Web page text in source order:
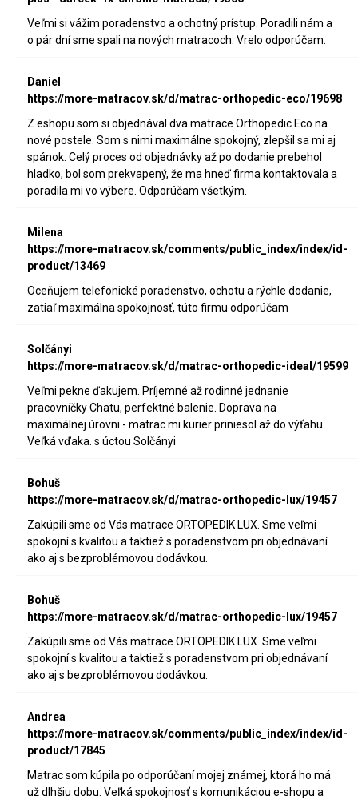
Veľmi si vážim poradenstvo a ochotný prístup. Poradili nám a
o pár dní sme spali na nových matracoch. Vrelo odporúčam.
Daniel
https://more-matracov.sk/d/matrac-orthopedic-eco/19698
Z eshopu som si objednával dva matrace Orthopedic Eco na
nové postele. Som s nimi maximálne spokojný, zlepšil sa mi aj
spánok. Celý proces od objednávky až po dodanie prebehol
hladko, bol som prekvapený, že ma hneď firma kontaktovala a
poradila mi vo výbere. Odporúčam všetkým.
Milena
https://more-matracov.sk/comments/public_index/index/id-
product/13469
Oceňujem telefonické poradenstvo, ochotu a rýchle dodanie,
zatiaľ maximálna spokojnosť, túto firmu odporúčam
Solčányi
https://more-matracov.sk/d/matrac-orthopedic-ideal/19599
Veľmi pekne ďakujem. Príjemné až rodinné jednanie
pracovníčky Chatu, perfektné balenie. Doprava na
maximálnej úrovni - matrac mi kurier priniesol až do výťahu.
Veľká vďaka. s úctou Solčányi
Bohuš
https://more-matracov.sk/d/matrac-orthopedic-lux/19457
Zakúpili sme od Vás matrace ORTOPEDIK LUX. Sme veľmi
spokojní s kvalitou a taktiež s poradenstvom pri objednávaní
ako aj s bezproblémovou dodávkou.
Bohuš
https://more-matracov.sk/d/matrac-orthopedic-lux/19457
Zakúpili sme od Vás matrace ORTOPEDIK LUX. Sme veľmi
spokojní s kvalitou a taktiež s poradenstvom pri objednávaní
ako aj s bezproblémovou dodávkou.
Andrea
https://more-matracov.sk/comments/public_index/index/id-
product/17845
Matrac som kúpila po odporúčaní mojej známej, ktorá ho má
už dlhšiu dobu. Veľká spokojnosť s komunikáciou e-shopu a